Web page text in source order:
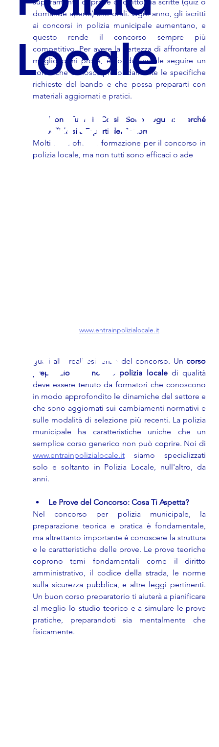
Locale
Aggiorn
2026
domande aperte) che orali. Ogni anno, gli iscritti
ai concorsi in polizia municipale aumentano, e
questo rende il concorso sempre più
competitivo. Per avere la certezza di affrontare al
meglio ogni prova, è fondamentale seguire un
corso che conosca profondamente le specifiche
richieste del bando e che possa prepararti con
materiali aggiornati e pratici.
Non Tutti i Corsi Sono Uguali: Perché
Affidarsi a Esperti del Settore
Molti corsi offrono formazione per il concorso in
polizia locale, ma non tutti sono efficaci o ade
www.entrainpolizialocale.it
guati alle reali esigenze del concorso. Un corso
preparazione concorso polizia locale di qualità
deve essere tenuto da formatori che conoscono
in modo approfondito le dinamiche del settore e
che sono aggiornati sui cambiamenti normativi e
sulle modalità di selezione più recenti. La polizia
municipale ha caratteristiche uniche che un
www.entrainpolizialocale.it siamo specializzati
solo e soltanto in Polizia Locale, null'altro, da
anni.
Le Prove del Concorso: Cosa Ti Aspetta?
Nel concorso per polizia municipale, la
preparazione teorica e pratica è fondamentale,
ma altrettanto importante è conoscere la struttura
e le caratteristiche delle prove. Le prove teoriche
coprono temi fondamentali come il diritto
amministrativo, il codice della strada, le norme
sulla sicurezza pubblica, e altre leggi pertinenti.
Un buon corso preparatorio ti aiuterà a pianificare
al meglio lo studio teorico e a simulare le prove
pratiche, preparandoti sia mentalmente che
fisicamente.